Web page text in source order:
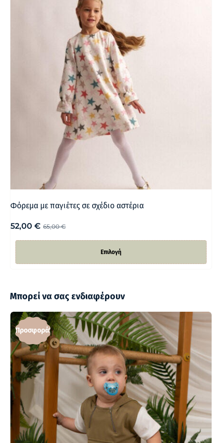
Φόρεμα με παγιέτες σε σχέδιο αστέρια
65,00€
52,00 €
Επιλογή
Μπορεί να σας ενδιαφέρουν
Προσφορά!